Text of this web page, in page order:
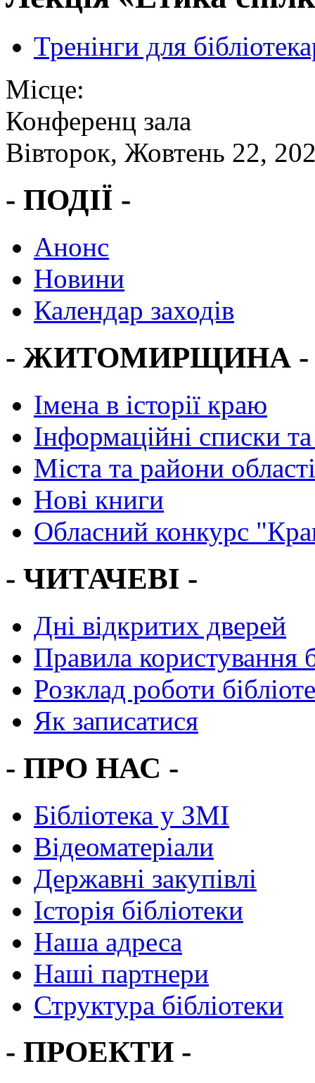
Тренінги для
Місце:
Конференц зала
Вівторок, Жовтень 22,
- ПОДІЇ -
Анонс
Новини
Календар заходів
- ЖИТОМИРЩИНА -
Імена в історії краю
Інформаційні списки
Міста та райони області
Нові книги
Обласний конкурс
- ЧИТАЧЕВІ -
Дні відкритих дверей
Правила користування
Розклад роботи
Як записатися
- ПРО НАС -
Бібліотека у ЗМІ
Відеоматеріали
Державні закупівлі
Історія бібліотеки
Наша адреса
Наші партнери
Структура бібліотеки
- ПРОЕКТИ -